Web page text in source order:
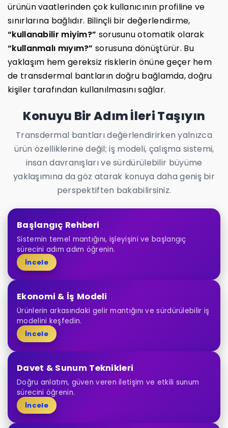
ürünün vaatlerinden çok kullanıcının profiline ve
sınırlarına bağlıdır. Bilinçli bir değerlendirme,
“kullanabilir miyim?” sorusunu otomatik olarak
“kullanmalı mıyım?” sorusuna dönüştürür. Bu
yaklaşım hem gereksiz risklerin önüne geçer hem
de transdermal bantların doğru bağlamda, doğru
kişiler tarafından kullanılmasını sağlar.
Konuyu Bir Adım İleri Taşıyın
Transdermal bantları değerlendirirken yalnızca
ürün özelliklerine değil; iş modeli, çalışma sistemi,
insan davranışları ve sürdürülebilir büyüme
yaklaşımına da göz atarak konuya daha geniş bir
perspektiften bakabilirsiniz.
Başlangıç Rehberi
Sistemin temel mantığını, işleyişini ve başlangıç
sürecini adım adım öğrenin.
İncele
Ekonomi & İş Modeli
Ürünlerin arkasındaki gelir mantığını ve sürdürülebilir iş
modelini keşfedin.
İncele
Davet & Sunum Teknikleri
Doğru anlatım, güven veren iletişim ve etkili sunum
sürecini öğrenin.
İncele